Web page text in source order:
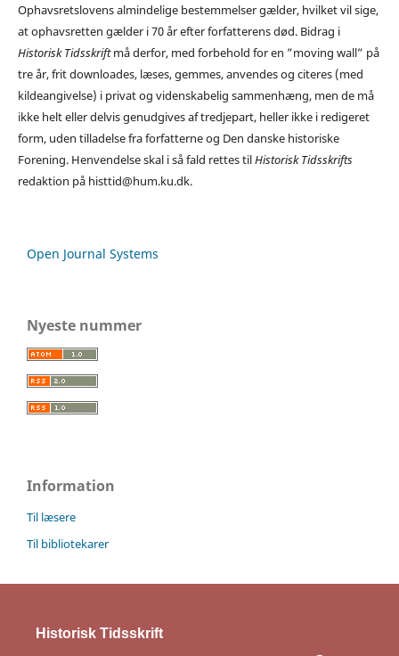
Ophavsretslovens almindelige bestemmelser gælder, hvilket vil sige,
at ophavsretten gælder i 70 år efter forfatterens død. Bidrag i
Historisk Tidsskriftmå derfor, med forbehold for en ”moving wall” på
tre år, frit downloades, læses, gemmes, anvendes og citeres (med
kildeangivelse) i privat og videnskabelig sammenhæng, men de må
ikke helt eller delvis genudgives af tredjepart, heller ikke i redigeret
form, uden tilladelse fra forfatterne og Den danske historiske
Forening. Henvendelse skal i så fald rettes tilHistorisk Tidsskrifts
redaktion på histtid@hum.ku.dk.
Open Journal Systems
Nyeste nummer
Information
Til læsere
Til bibliotekarer
Historisk Tidsskrift